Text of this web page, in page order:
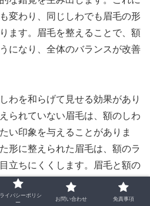
変わり、同じしわでも眉毛の形
ます。眉毛を整えることで、額
になり、全体のバランスが改善
わを和らげて見せる効果があり
られていない眉毛は、額のしわ
い印象を与えることがありま
形に整えられた眉毛は、額のラ
立ちにくくします。眉毛と額の
あり、両方を意識することで顔
ことができます。
イバシーポリシ
ー
お問い合わせ 免責事項